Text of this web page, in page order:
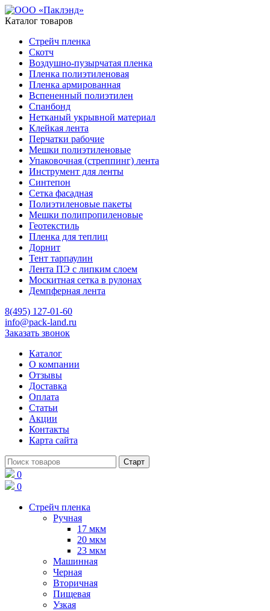
Каталог товаров
Стрейч пленка
Скотч
Воздушно-пузырчатая пленка
Пленка полиэтиленовая
Пленка армированная
Вспененный полиэтилен
Спанбонд
Нетканый укрывной материал
Клейкая лента
Перчатки рабочие
Мешки полиэтиленовые
Упаковочная (стреппинг) лента
Инструмент для ленты
Синтепон
Сетка фасадная
Полиэтиленовые пакеты
Мешки полипропиленовые
Геотекстиль
Пленка для теплиц
Дорнит
Тент тарпаулин
Лента ПЭ с липким слоем
Москитная сетка в рулонах
Демпферная лента
8(495) 127-01-60
info@pack-land.ru
Заказать звонок
Каталог
О компании
Отзывы
Доставка
Оплата
Статьи
Акции
Контакты
Карта сайта
0
0
Стрейч пленка
Ручная
17 мкм
20 мкм
23 мкм
Машинная
Черная
Вторичная
Пищевая
Узкая